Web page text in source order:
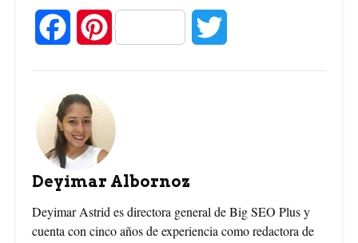
c
e
o
P
e r
Deyimar Albornoz
Deyimar Astrid es directora general de Big SEO Plus y
cuenta con cinco años de experiencia como redactora de